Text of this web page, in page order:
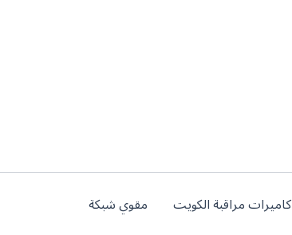
كاميرات مراقبة الكويت مقوي شبكة